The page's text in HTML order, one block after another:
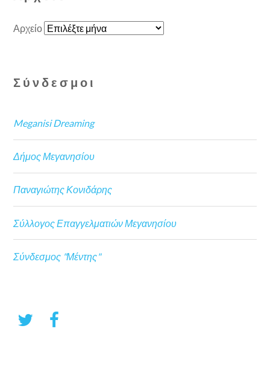
Αρχείο
Σύνδεσμοι
Meganisi Dreaming
Δήμος Μεγανησίου
Παναγιώτης Κονιδάρης
Σύλλογος Επαγγελματιών Μεγανησίου
Σύνδεσμος "Μέντης"